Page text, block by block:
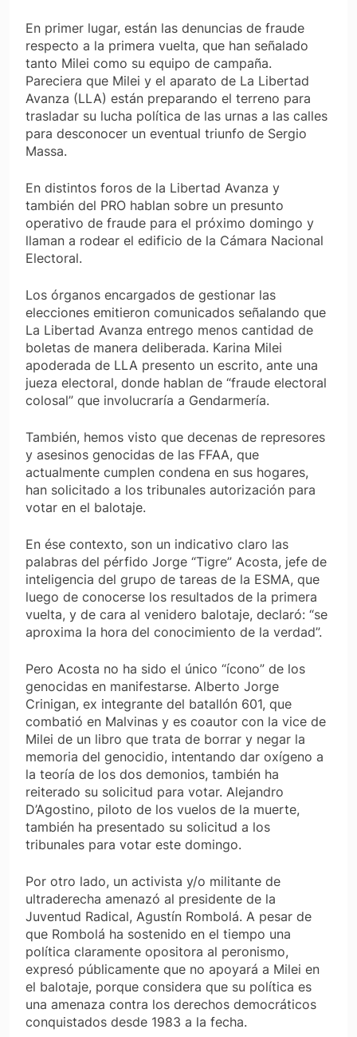
En primer lugar, están las denuncias de fraude
respecto a la primera vuelta, que han señalado
tanto Milei como su equipo de campaña.
Pareciera que Milei y el aparato de La Libertad
Avanza (LLA) están preparando el terreno para
trasladar su lucha política de las urnas a las calles
para desconocer un eventual triunfo de Sergio
Massa.
En distintos foros de la Libertad Avanza y
también del PRO hablan sobre un presunto
operativo de fraude para el próximo domingo y
llaman a rodear el edificio de la Cámara Nacional
Electoral.
Los órganos encargados de gestionar las
elecciones emitieron comunicados señalando que
La Libertad Avanza entrego menos cantidad de
boletas de manera deliberada. Karina Milei
apoderada de LLA presento un escrito, ante una
jueza electoral, donde hablan de “fraude electoral
colosal” que involucraría a Gendarmería.
También, hemos visto que decenas de represores
y asesinos genocidas de las FFAA, que
actualmente cumplen condena en sus hogares,
han solicitado a los tribunales autorización para
votar en el balotaje.
En ése contexto, son un indicativo claro las
palabras del pérfido Jorge “Tigre” Acosta, jefe de
inteligencia del grupo de tareas de la ESMA, que
luego de conocerse los resultados de la primera
vuelta, y de cara al venidero balotaje, declaró: “se
aproxima la hora del conocimiento de la verdad”.
Pero Acosta no ha sido el único “ícono” de los
genocidas en manifestarse. Alberto Jorge
Crinigan, ex integrante del batallón 601, que
combatió en Malvinas y es coautor con la vice de
Milei de un libro que trata de borrar y negar la
memoria del genocidio, intentando dar oxígeno a
la teoría de los dos demonios, también ha
reiterado su solicitud para votar. Alejandro
D’Agostino, piloto de los vuelos de la muerte,
también ha presentado su solicitud a los
tribunales para votar este domingo.
Por otro lado, un activista y/o militante de
ultraderecha amenazó al presidente de la
Juventud Radical, Agustín Rombolá. A pesar de
que Rombolá ha sostenido en el tiempo una
política claramente opositora al peronismo,
expresó públicamente que no apoyará a Milei en
el balotaje, porque considera que su política es
una amenaza contra los derechos democráticos
conquistados desde 1983 a la fecha.